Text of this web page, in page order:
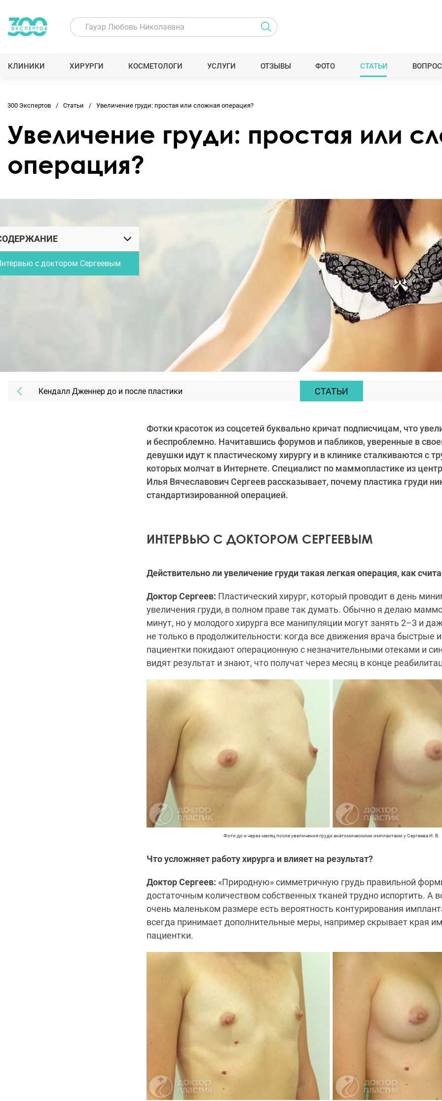
КЛИНИКИ ХИРУРГИ КОСМЕТОЛОГИ УСЛУГИ ОТЗЫВЫ ФОТО СТАТЬИ
с доктором Сергеевым
300 Экспертов Статьи Увеличение груди: простая или сложная операция?
Увеличение груди: простая или
операция?
Кендалл Дженнер до и после пластики СТАТЬИ
Фотки красоток из соцсетей буквально кричат подписчицам, что
и беспроблемно. Начитавшись форумов и пабликов, уверенные в
девушки идут к пластическому хирургу и в клинике сталкиваются с
которых молчат в Интернете. Специалист по маммопластике из
Илья Вячеславович Сергеев рассказывает, почему пластика груди
стандартизированной операцией.
ИНТЕРВЬЮ С ДОКТОРОМ СЕРГЕЕВЫМ
Действительно ли увеличение груди такая легкая операция, как
Доктор Сергеев: Пластический хирург, который проводит в день
увеличения груди, в полном праве так думать. Обычно я делаю
минут, но у молодого хирурга все манипуляции могут занять 2–3 и
не только в продолжительности: когда все движения врача быстрые
пациентки покидают операционную с незначительными отеками и
видят результат и знают, что получат через месяц в конце
Фото до и через месяц после увеличения груди анатомическими имплантами у Сергеева И. В.
Что усложняет работу хирурга и влияет на результат?
Доктор Сергеев: «Природную» симметричную грудь правильной
достаточным количеством собственных тканей трудно испортить. А
очень маленьком размере есть вероятность контурирования
всегда принимает дополнительные меры, например скрывает края
пациентки.